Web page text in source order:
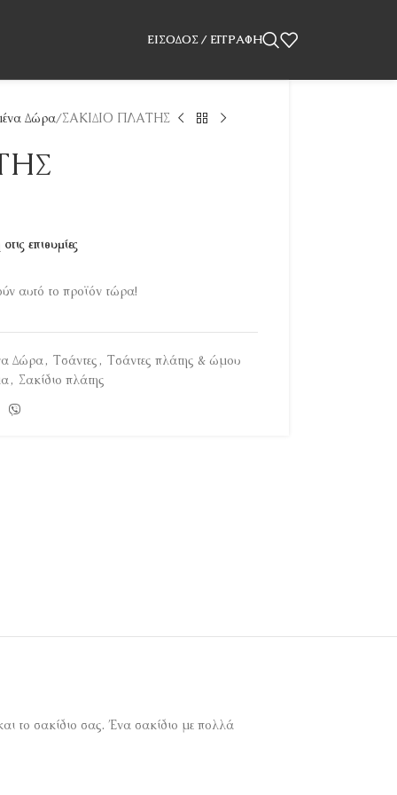
ΕΊΣΟΔΟΣ / ΕΓΓΡΑΦΉ
Δώρα ΣΑΚΙΔΙΟ ΠΛΑΤΗΣ
επιθυμίες
αυτό το προϊόν τώρα!
Δώρα, Τσάντες , Τσάντες πλάτης & ώμου
, Σακίδιο πλάτης
το σακίδιο σας. Ένα σακίδιο με πολλά